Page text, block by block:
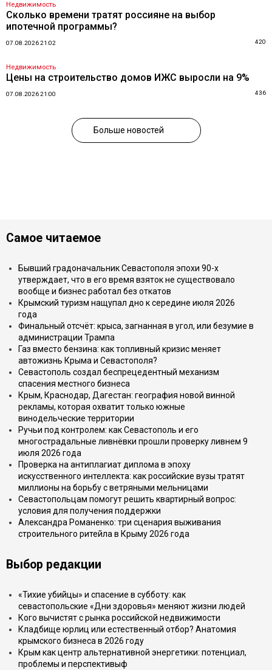
Недвижимость
Сколько времени тратят россияне на выбор
ипотечной программы?
07.08.2026 21:02 420
Недвижимость
Цены на строительство домов ИЖС выросли на 9%
07.08.2026 21:00 436
Больше новостей
Самое читаемое
Бывший градоначальник Севастополя эпохи 90-х
утверждает, что в его время взяток не существовало
вообще и бизнес работал без откатов
Крымский туризм нащупал дно к середине июля 2026
года
Финальный отсчёт: крыса, загнанная в угол, или безумие в
администрации Трампа
Газ вместо бензина: как топливный кризис меняет
автожизнь Крыма и Севастополя?
Севастополь создал беспрецедентный механизм
спасения местного бизнеса
Крым, Краснодар, Дагестан: география новой винной
рекламы, которая охватит только южные
винодельческие территории
Ручьи под контролем: как Севастополь и его
многострадальные ливнёвки прошли проверку ливнем 9
июля 2026 года
Проверка на антиплагиат диплома в эпоху
искусственного интеллекта: как российские вузы тратят
миллионы на борьбу с ветряными мельницами
Севастопольцам помогут решить квартирный вопрос:
условия для получения поддержки
Александра Романенко: три сценария выживания
строительного ритейла в Крыму 2026 года
Выбор редакции
«Тихие убийцы» и спасение в субботу: как
севастопольские «Дни здоровья» меняют жизни людей
Кого вычистят с рынка российской недвижимости
Кладбище юрлиц или естественный отбор? Анатомия
крымского бизнеса в 2026 году
Крым как центр альтернативной энергетики: потенциал,
проблемы и перспективыф